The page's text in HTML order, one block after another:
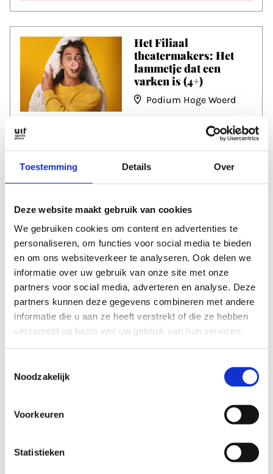
Toestemming Details Over
Deze website maakt gebruik van cookies
We gebruiken cookies om content en advertenties te
personaliseren, om functies voor social media te bieden
en om ons websiteverkeer te analyseren. Ook delen we
informatie over uw gebruik van onze site met onze
partners voor social media, adverteren en analyse. Deze
partners kunnen deze gegevens combineren met andere
informatie die u aan ze heeft verstrekt of die ze hebben
verzameld op basis van uw gebruik van hun services.
Noodzakelijk
Voorkeuren
Statistieken
Het Filiaal
theatermakers: Het
lammetje dat een
varken is (4+)
Stadsschouwburg
Utrecht
Datum
zo 13 sep
Tijd
14:00, 16:00
Het Filiaal
theatermakers: Het
lammetje dat een
varken is (4+)
Podium Hoge Woerd
Tijd
15:00
Nieuwsberichten